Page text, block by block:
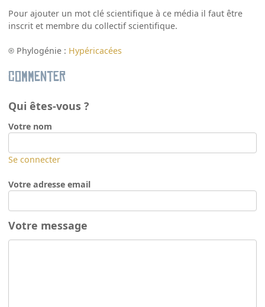
Pour ajouter un mot clé scientifique à ce média il faut être
inscrit et membre du collectif scientifique.
Phylogénie : Hypéricacées
Commenter
Qui êtes-vous ?
Votre nom
Se connecter
Votre adresse email
Votre message